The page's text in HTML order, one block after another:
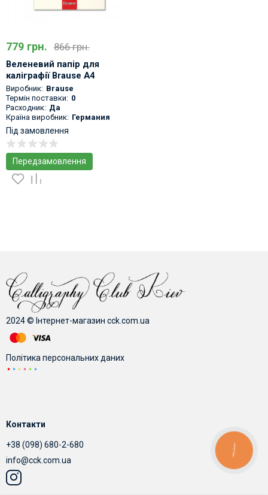
779 грн. 866 грн.
Веленевий папір для
каліграфії Brause A4
Виробник: Brause
Термін поставки: 0
Расходник: Да
Країна виробник: Германия
Під замовлення
Передзамовлення
2024 © Інтернет-магазин cck.com.ua
Політика персональних даних
Контакти
+38 (098) 680-2-680
info@cck.com.ua
КНОПКА
ЗВ'ЯЗКУ